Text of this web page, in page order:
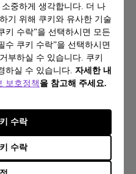
중하게 생각합니다. 더 나
기 위해 쿠키와 유사한 기술
키 수락”을 선택하시면 모든
수 쿠키 수락”을 선택하시면
부하실 수 있습니다. 쿠키
하실 수 있습니다. 자세한 내
보호정책을 참고해 주세요.
수락
수락
Pro
보기